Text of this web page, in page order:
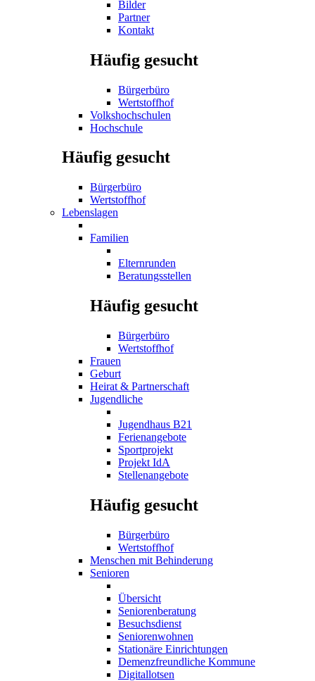
Bilder
Partner
Kontakt
Häufig gesucht
Bürgerbüro
Wertstoffhof
Volkshochschulen
Hochschule
Häufig gesucht
Bürgerbüro
Wertstoffhof
Lebenslagen
Familien
Elternrunden
Beratungsstellen
Häufig gesucht
Bürgerbüro
Wertstoffhof
Frauen
Geburt
Heirat & Partnerschaft
Jugendliche
Jugendhaus B21
Ferienangebote
Sportprojekt
Projekt IdA
Stellenangebote
Häufig gesucht
Bürgerbüro
Wertstoffhof
Menschen mit Behinderung
Senioren
Übersicht
Seniorenberatung
Besuchsdienst
Seniorenwohnen
Stationäre Einrichtungen
Demenzfreundliche Kommune
Digitallotsen